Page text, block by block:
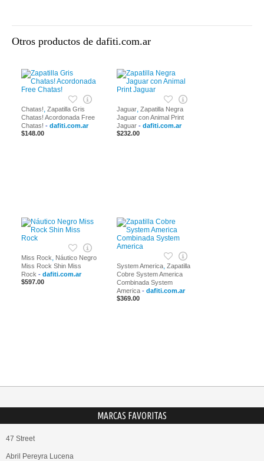
Otros productos de dafiti.com.ar
Chatas! Zapatilla Gris
Chatas! Acordonada Free
Chatas! - dafiti.com.ar
$148.00
Jaguar Zapatilla Negra
Jaguar con Animal Print
Jaguar - dafiti.com.ar
$232.00
Miss Rock
Náutico Negro
Miss Rock Shin Miss
Rock - dafiti.com.ar
$597.00
System America Zapatilla
Cobre System America
Combinada System
America - dafiti.com.ar
$369.00
MARCAS FAVORITAS
47 Street
Abril Pereyra Lucena